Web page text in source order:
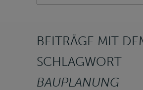
BEITRÄGE MIT
SCHLAGWORT
BAUPLANUNG